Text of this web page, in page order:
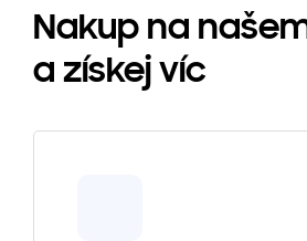
Nakup na
a získej víc